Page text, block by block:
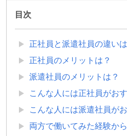
目次
正社員と派遣社員の違い
正社員のメリットは？
派遣社員のメリットは？
こんな人には正社員がお
こんな人には派遣社員が
両方で働いてみた経験か